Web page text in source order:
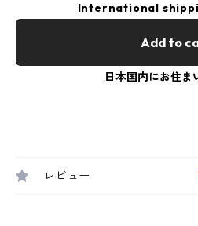
International
Add to
日本国内にお住ま
レビュー